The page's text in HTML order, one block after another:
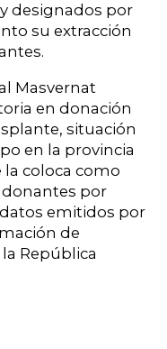
designados por
su extracción
Masvernat
en donación
situación
en la provincia
coloca como
por
emitidos por
de
República